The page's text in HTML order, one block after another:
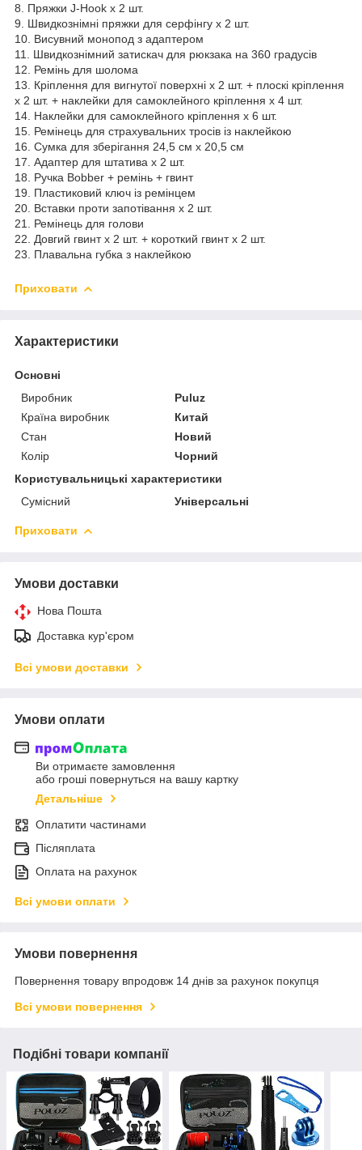
8. Пряжки J-Hook x 2 шт.
9. Швидкознімні пряжки для серфінгу x 2 шт.
10. Висувний монопод з адаптером
11. Швидкознімний затискач для рюкзака на 360 градусів
12. Ремінь для шолома
13. Кріплення для вигнутої поверхні x 2 шт. + плоскі кріплення
x 2 шт. + наклейки для самоклейного кріплення x 4 шт.
14. Наклейки для самоклейного кріплення x 6 шт.
15. Ремінець для страхувальних тросів із наклейкою
16. Сумка для зберігання 24,5 см x 20,5 см
17. Адаптер для штатива x 2 шт.
18. Ручка Bobber + ремінь + гвинт
19. Пластиковий ключ із ремінцем
20. Вставки проти запотівання x 2 шт.
21. Ремінець для голови
22. Довгий гвинт x 2 шт. + короткий гвинт x 2 шт.
23. Плавальна губка з наклейкою
Приховати
Характеристики
Основні
Виробник
Puluz
Країна виробник
Китай
Стан
Новий
Колір
Чорний
Користувальницькі характеристики
Сумісний
Універсальні
Приховати
Умови доставки
Нова Пошта
Доставка кур'єром
Всі умови доставки
Умови оплати
Ви отримаєте замовлення
або гроші повернуться на вашу картку
Детальніше
Оплатити частинами
Післяплата
Оплата на рахунок
Всі умови оплати
Умови повернення
Повернення товару впродовж 14 днів за рахунок покупця
Всі умови повернення
Подібні товари компанії